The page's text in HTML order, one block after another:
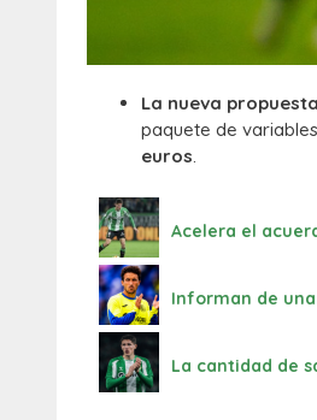
La nueva
paquete de
euros.
Acelera el
Informan de
La cantidad de